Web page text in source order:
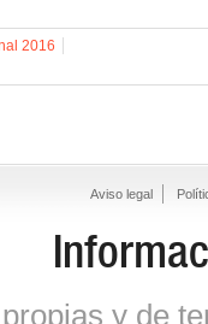
2016
Aviso legal
y de